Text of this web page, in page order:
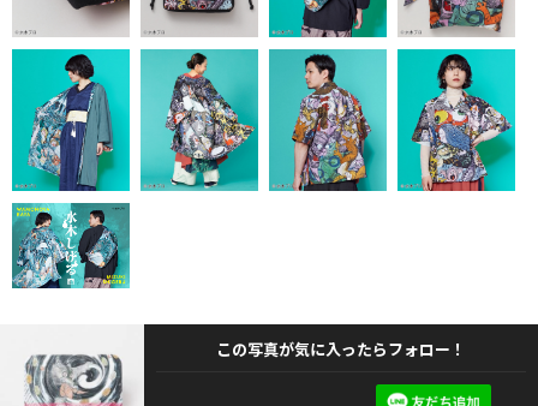
この写真が気に入ったらフォロー！